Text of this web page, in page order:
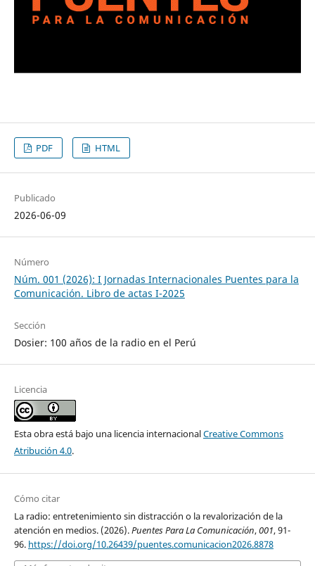
PDF HTML
Publicado
2026-06-09
Número
Núm. 001 (2026): I Jornadas Internacionales Puentes para la
Comunicación. Libro de actas I-2025
Sección
Dosier: 100 años de la radio en el Perú
Licencia
Esta obra está bajo una licencia internacionalCreative Commons
Atribución 4.0.
Cómo citar
La radio: entretenimiento sin distracción o la revalorización de la
atención en medios. (2026).Puentes Para La Comunicación,001, 91-
96. https://doi.org/10.26439/puentes.comunicacion2026.8878